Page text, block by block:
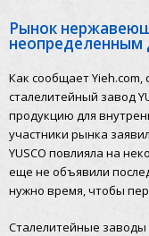
Рынок
неопределенным
Как сообщает
сталелитейный завод
продукцию для
участники рынка
YUSCO повлияла на
еще не объявили
нужно время, чтобы
Сталелитейные заводы